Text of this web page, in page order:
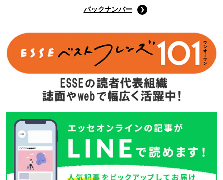
バックナンバー